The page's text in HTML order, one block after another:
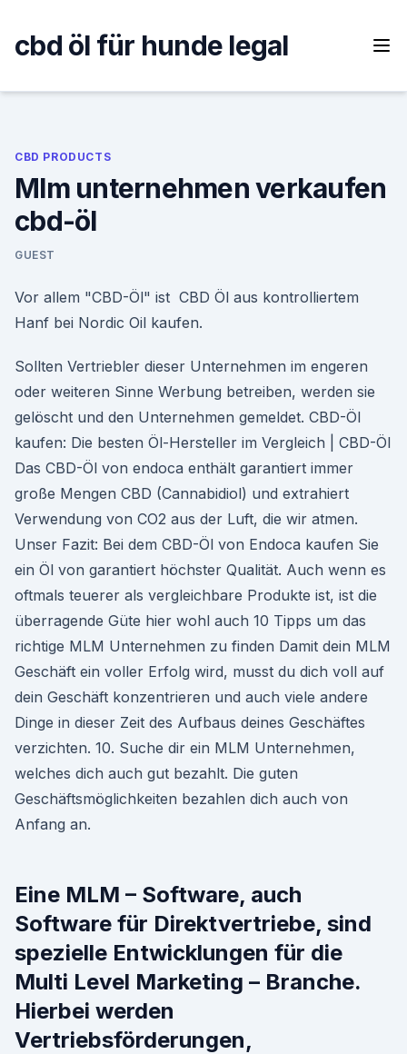
content
cbd öl für hunde legal
CBD PRODUCTS
Mlm unternehmen verkaufen
cbd-öl
GUEST
Vor allem "CBD-Öl" ist CBD Öl aus kontrolliertem
Hanf bei Nordic Oil kaufen.
Sollten Vertriebler dieser Unternehmen im engeren
oder weiteren Sinne Werbung betreiben, werden sie
gelöscht und den Unternehmen gemeldet. CBD-Öl
kaufen: Die besten Öl-Hersteller im Vergleich | CBD-Öl
Das CBD-Öl von endoca enthält garantiert immer
große Mengen CBD (Cannabidiol) und extrahiert
Verwendung von CO2 aus der Luft, die wir atmen.
Unser Fazit: Bei dem CBD-Öl von Endoca kaufen Sie
ein Öl von garantiert höchster Qualität. Auch wenn es
oftmals teuerer als vergleichbare Produkte ist, ist die
überragende Güte hier wohl auch 10 Tipps um das
richtige MLM Unternehmen zu finden Damit dein MLM
Geschäft ein voller Erfolg wird, musst du dich voll auf
dein Geschäft konzentrieren und auch viele andere
Dinge in dieser Zeit des Aufbaus deines Geschäftes
verzichten. 10. Suche dir ein MLM Unternehmen,
welches dich auch gut bezahlt. Die guten
Geschäftsmöglichkeiten bezahlen dich auch von
Anfang an.
Eine MLM – Software, auch
Software für Direktvertriebe, sind
spezielle Entwicklungen für die
Multi Level Marketing – Branche.
Hierbei werden
Vertriebsförderungen,